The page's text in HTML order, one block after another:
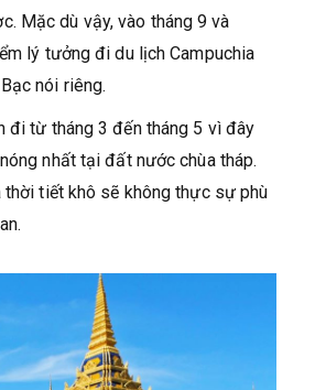
Mặc dù vậy, vào tháng 9 và
lý tưởng đi du lịch Campuchia
nói riêng.
đi từ tháng 3 đến tháng 5 vì đây
nhất tại đất nước chùa tháp.
thời tiết khô sẽ không thực sự phù